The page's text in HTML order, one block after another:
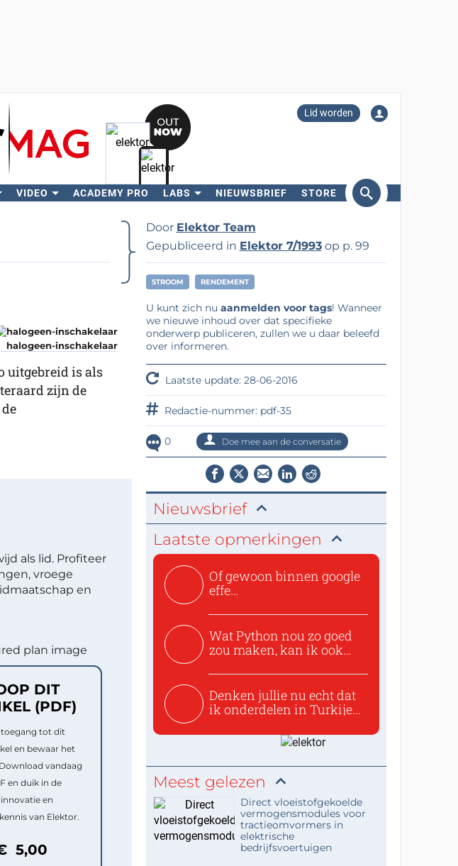
Lid worden
VIDEO ACADEMY PRO LABS NIEUWSBRIEF STORE
halogeen-inschakelaar
uitgebreid is als
zijn de
als lid. Profiteer
vroege
en
DIT
(PDF)
tot dit
en bewaar het
vandaag
en duik in de
en
van Elektor.
5,00
Door Elektor Team
Gepubliceerd in Elektor 7/1993op p. 99
STROOM RENDEMENT
U kunt zich nu aanmelden voor tags! Wanneer
we nieuwe inhoud over dat specifieke
onderwerp publiceren, zullen we u daar beleefd
over informeren.
Laatste update: 28-06-2016
Redactie-nummer: pdf-35
0 Doe mee aan de conversatie
Nieuwsbrief
Laatste opmerkingen
Of gewoon binnen google
effe
Wat Python nou zo goed
zou maken, kan ik ook
Denken jullie nu echt dat
ik onderdelen in Turkije...
Meest gelezen
Direct vloeistofgekoelde
vermogensmodules voor
tractieomvormers in
elektrische
bedrijfsvoertuigen